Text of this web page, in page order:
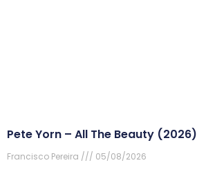
Pete Yorn – All The Beauty (2026)
Francisco Pereira 05/08/2026